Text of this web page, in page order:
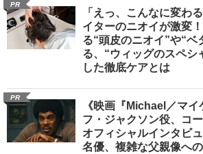
PR
「えっ、こんなに変わ
イターのニオイが激変
る“頭皮のニオイ”や“ベ
る、“ウィッグのスペシ
した徹底ケアとは
PR
《映画『Michael／マ
フ・ジャクソン役、コ
オフィシャルインタビ
名優、複雑な父親像へ